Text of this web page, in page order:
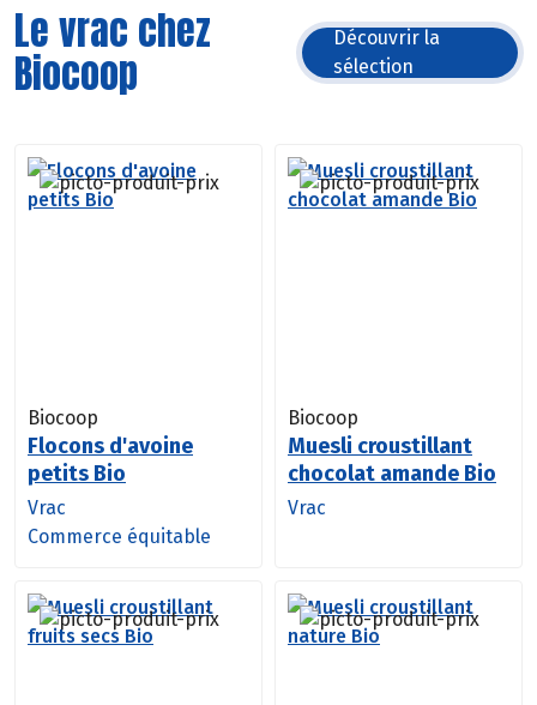
Le vrac chez
Biocoop
Découvrir la
sélection
Biocoop
Flocons d'avoine
petits Bio
Vrac
Commerce équitable
Biocoop
Muesli croustillant
chocolat amande Bio
Vrac